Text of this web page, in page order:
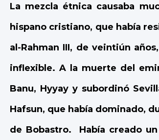
La mezcla étnica causaba
hispano cristiano, que había
al-Rahman III, de veintiún años,
inflexible. A la muerte del
Banu, Hyyay y subordinó
Hafsun, que había dominado,
de Bobastro.
Había creado